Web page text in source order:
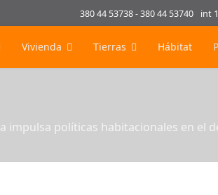
380 44 53738 - 380 44 53740 int
Vivienda Tierras Hábitat
impulsa políticas habitacionales en el